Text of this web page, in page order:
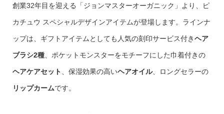
創業32年目を迎える「ジョンマスターオーガニック」より、ピ
カチュウ スペシャルデザインアイテムが登場します。ラインナ
ップは、ギフトアイテムとしても人気の刻印サービス付きヘア
ブラシ2種、ポケットモンスターをモチーフにした巾着付きの
ヘアケアセット 、保湿効果の高いヘアオイル、ロングセラーの
リップカームです。